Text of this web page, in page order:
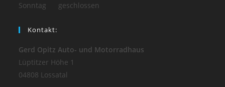
Sonntag geschlossen
Kontakt:
Gerd Opitz Auto- und Motorradhaus
Lüptitzer Höhe 1
04808 Lossatal